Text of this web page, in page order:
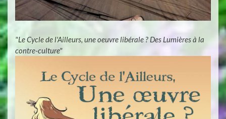
"Le Cycle de l'Ailleurs, une oeuvre libérale ? Des Lumières à la
contre-culture"